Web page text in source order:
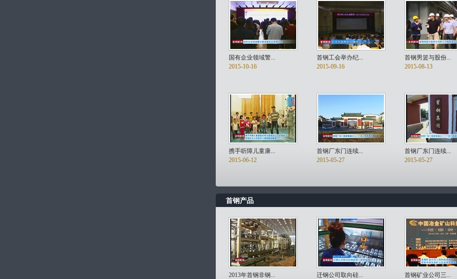
国有企业领域警...
2015-10-16
首钢工会举办纪...
2015-09-16
首钢男篮与股份...
2015-08-13
携手听障儿童康...
2015-06-12
首钢厂东门连续...
2015-05-27
首钢厂东门连续...
2015-05-27
首钢产品
2013年首钢非钢...
迁钢公司取向硅...
首钢矿业公司三...